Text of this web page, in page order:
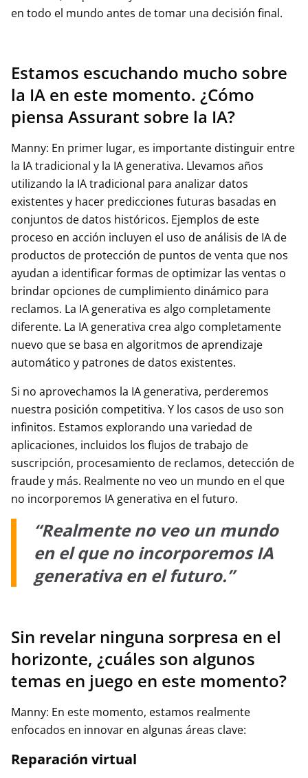
en todo el mundo antes de tomar una decisión final.
Estamos escuchando mucho sobre
la IA en este momento. ¿Cómo
piensa Assurant sobre la IA?
Manny: En primer lugar, es importante distinguir entre
la IA tradicional y la IA generativa. Llevamos años
utilizando la IA tradicional para analizar datos
existentes y hacer predicciones futuras basadas en
conjuntos de datos históricos. Ejemplos de este
proceso en acción incluyen el uso de análisis de IA de
productos de protección de puntos de venta que nos
ayudan a identificar formas de optimizar las ventas o
brindar opciones de cumplimiento dinámico para
reclamos. La IA generativa es algo completamente
diferente. La IA generativa crea algo completamente
nuevo que se basa en algoritmos de aprendizaje
automático y patrones de datos existentes.
Si no aprovechamos la IA generativa, perderemos
nuestra posición competitiva. Y los casos de uso son
infinitos. Estamos explorando una variedad de
aplicaciones, incluidos los flujos de trabajo de
suscripción, procesamiento de reclamos, detección de
fraude y más. Realmente no veo un mundo en el que
no incorporemos IA generativa en el futuro.
“Realmente no veo un mundo
en el que no incorporemos IA
generativa en el futuro.”
Sin revelar ninguna sorpresa en el
horizonte, ¿cuáles son algunos
temas en juego en este momento?
Manny: En este momento, estamos realmente
enfocados en innovar en algunas áreas clave:
Reparación virtual